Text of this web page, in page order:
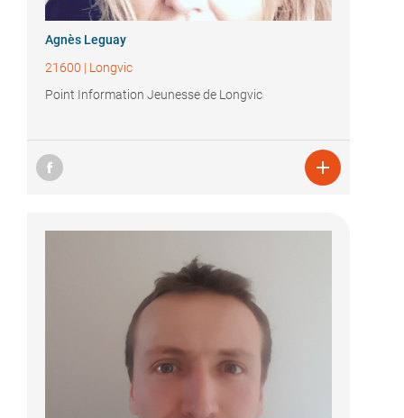
Agnès Leguay
21600 | Longvic
Point Information Jeunesse de Longvic
